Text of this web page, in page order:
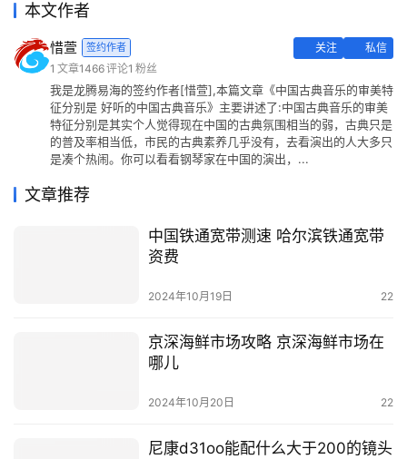
本文作者
惜萱 签约作者 关注
私信
1 文章1466评论1 粉丝
我是龙腾易海的签约作者[惜萱],本篇文章《中国古典音乐的审美特
征分别是 好听的中国古典音乐》主要讲述了:中国古典音乐的审美
特征分别是其实个人觉得现在中国的古典氛围相当的弱，古典只是
的普及率相当低，市民的古典素养几乎没有，去看演出的人大多只
是凑个热闹。你可以看看钢琴家在中国的演出，...
文章推荐
中国铁通宽带测速 哈尔滨铁通宽带
资费
2024年10月19日 22
京深海鲜市场攻略 京深海鲜市场在
哪儿
2024年10月20日 22
尼康d31oo能配什么大于200的镜头